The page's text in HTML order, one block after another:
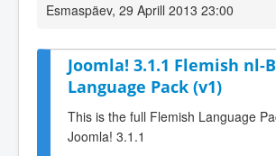
Esmaspäev, 29 Aprill 2013 23:00
Joomla! 3.1.1 Flemish nl-
Language Pack (v1)
This is the full Flemish Language
Joomla! 3.1.1